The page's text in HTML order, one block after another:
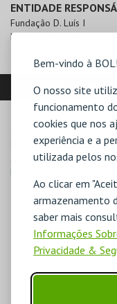
Bem-vindo à BOL!
O nosso site
funcionamento
cookies que nos
experiência e a
utilizada pelos
Ao clicar em
armazenamento
saber mais
Informações
Privacidade &
ENTIDADE
Fundação D. Luís I
NIF:503777234
LOCALIZAÇÃO
MORADA
Casa Verdades de Faria
2765-580 Estoril
Direcções para Museu